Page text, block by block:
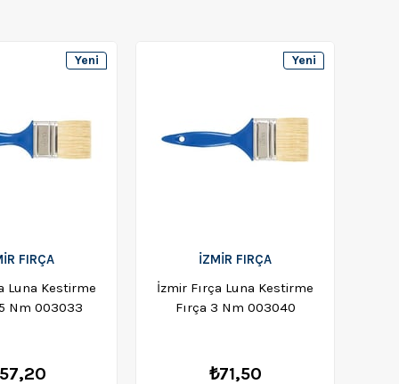
FIRÇA
Luna Kestirme
Nm 003033
Yeni
İZMİR FIRÇA
İzmir Fırça Luna Kestirme
Fırça 3 Nm 003040
₺71,50
Yeni